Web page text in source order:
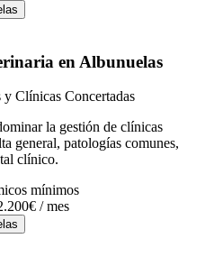
en Albunuelas
Clínicas Concertadas
la gestión de clínicas
general, patologías comunes,
clínico.
mínimos
/ mes